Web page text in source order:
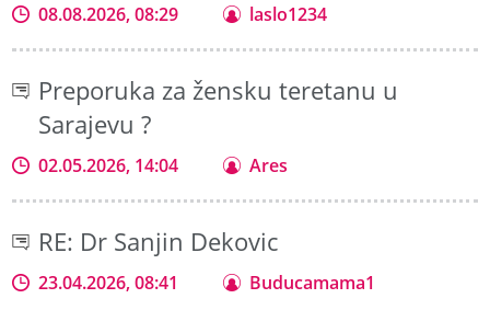
08.08.2026, 08:29 laslo1234
Preporuka za žensku teretanu u
Sarajevu ?
02.05.2026, 14:04 Ares
RE: Dr Sanjin Dekovic
23.04.2026, 08:41 Buducamama1